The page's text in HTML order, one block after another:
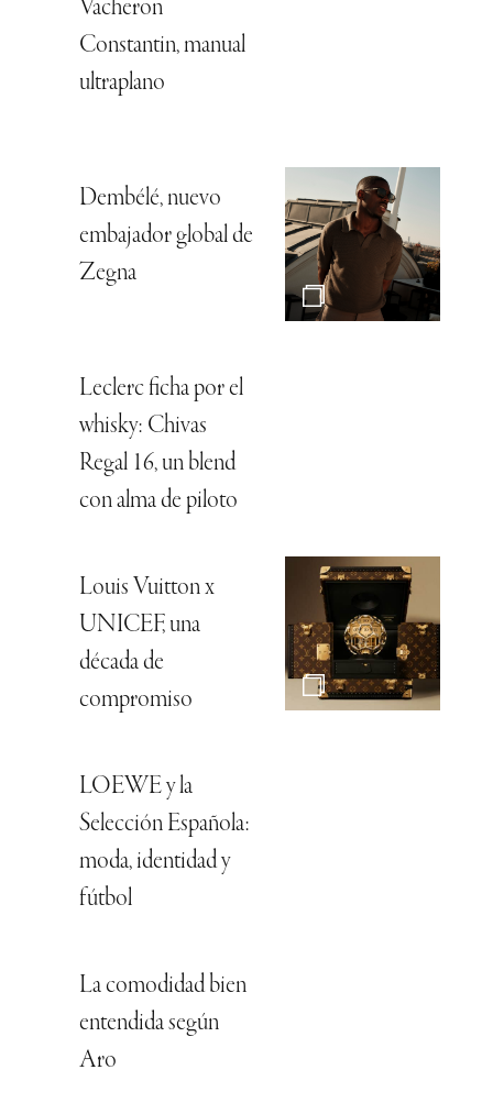
Vacheron
Constantin, manual
ultraplano
Dembélé, nuevo
embajador global de
Zegna
Leclerc ficha por el
whisky: Chivas
Regal 16, un blend
con alma de piloto
Louis Vuitton x
UNICEF, una
década de
compromiso
LOEWE y la
Selección Española:
moda, identidad y
fútbol
La comodidad bien
entendida según
Aro